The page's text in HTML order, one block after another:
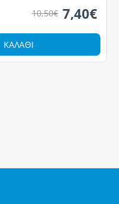
7,40€
10,50€
ΚΑΛΆΘΙ